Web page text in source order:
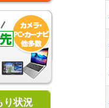
り状況